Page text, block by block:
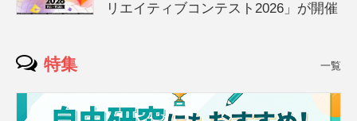
リエイティブコンテスト2026」が開催
特集 一覧